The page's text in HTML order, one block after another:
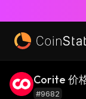
Corite 价
#9682